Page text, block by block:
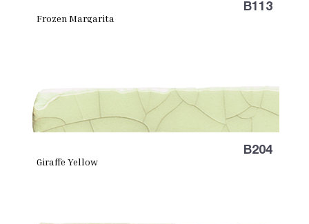
B113
Frozen Margarita
B204
Giraffe Yellow